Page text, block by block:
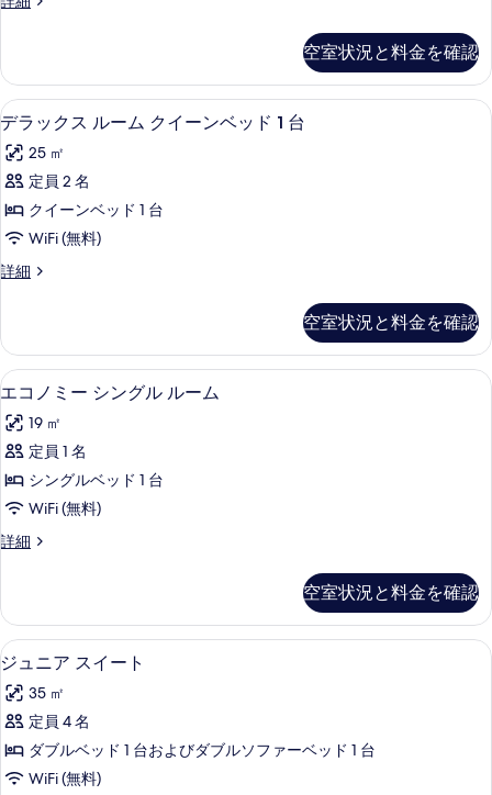
す
べ
て
の
写
真
を
表
す
る
ド
詳
細
ブ
ル
ー
ム
の
す
べ
て
の
を
表
示
す
る
ス
ダ
ブ
ル
ー
の
詳
空室状況と料金を確認
デ
ラ
ッ
ク
ス
ル
ー
ク
イ
ー
ン
ベ
ッ
ド
1
す
べ
て
の
写
真
ミニバー、セーフティボックス (室内
8
デラックス ルーム クイーンベッド 1 台
25 ㎡
定員 2 名
クイーンベッド 1 台
WiFi (無料)
詳細
デ
ス
ル
ー
ク
イ
ン
ベ
ド
詳
細
空室状況と料金を確認
エ
コ
ノ
ミ
ー
シ
ン
ル
ル
ー
ム
の
す
べ
エコノミー シングル ルーム | ミニバ
5
エコノミー シングル ルーム
19 ㎡
定員 1 名
シングルベッド 1 台
WiFi (無料)
詳細
エ
ー
シ
ン
ル
ル
ム
の
空室状況と料金を確認
ジ
ュ
ニ
ア
ス
ジュニア スイート | ミニバー、セー
7
ジュニア スイート
35 ㎡
定員 4 名
ダブルベッド 1 台およびダブルソファーベッド 1 台
WiFi (無料)